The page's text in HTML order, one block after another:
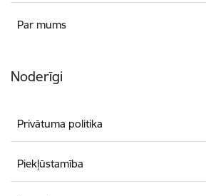
Par mums
Noderīgi
Privātuma politika
Piekļūstamība